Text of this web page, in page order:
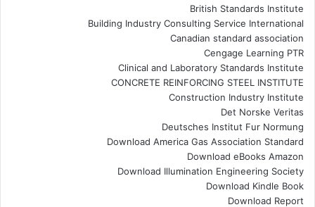
British Standards Institute
Building Industry Consulting Service International
Canadian standard association
Cengage Learning PTR
Clinical and Laboratory Standards Institute
CONCRETE REINFORCING STEEL INSTITUTE
Construction Industry Institute
Det Norske Veritas
Deutsches Institut Fur Normung
Download America Gas Association Standard
Download eBooks Amazon
Download Illumination Engineering Society
Download Kindle Book
Download Report